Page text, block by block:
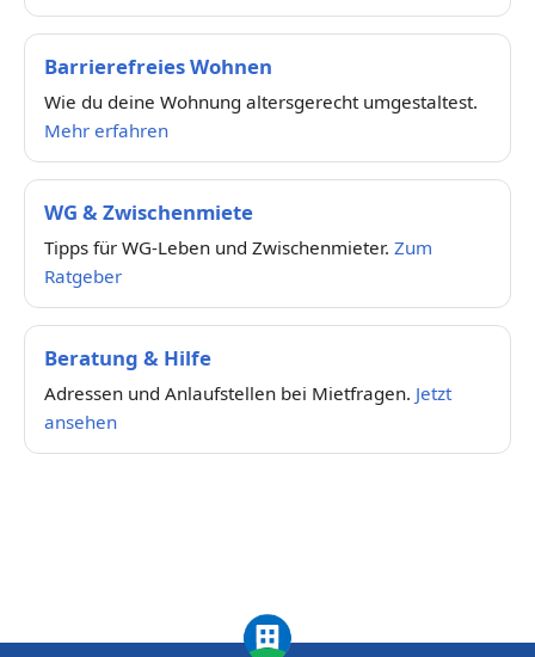
Barrierefreies Wohnen
Wie du deine Wohnung altersgerecht umgestaltest.
Mehr erfahren
WG & Zwischenmiete
Tipps für WG-Leben und Zwischenmieter. Zum
Ratgeber
Beratung & Hilfe
Adressen und Anlaufstellen bei Mietfragen. Jetzt
ansehen